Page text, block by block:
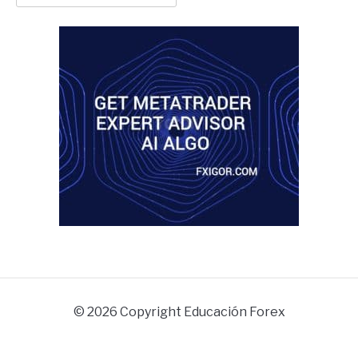
for:
© 2026 Copyright Educación Forex